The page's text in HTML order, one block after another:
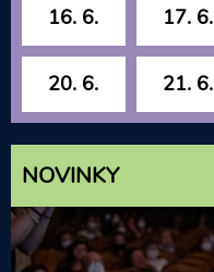
16. 6. 17. 6.
20. 6. 21. 6.
NOVINKY